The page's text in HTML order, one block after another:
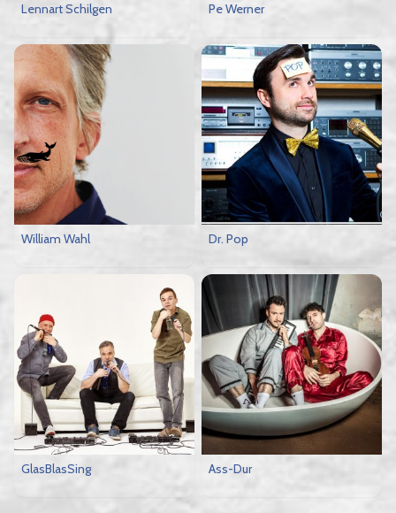
Lennart Schilgen Pe Werner
William Wahl Dr. Pop
GlasBlasSing Ass-Dur